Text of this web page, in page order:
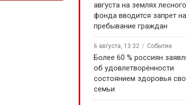
августа на землях лесного
фонда вводится запрет на
пребывание граждан
6 августа, 13:32 Событие
Более 60 % россиян
об удовлетворённости
состоянием здоровья
семьи